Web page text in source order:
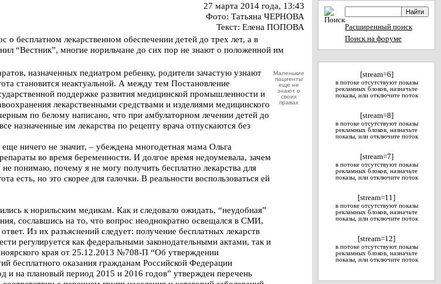
27 марта 2014 года, 13:43
Фото: Татьяна ЧЕРНОВА
Текст: Елена ПОПОВА
бесплатном лекарственном обеспечении детей до трех лет, а в
“Вестник”, многие норильчане до сих пор не знают о положенной им
назначенных педиатром ребенку, родители зачастую узнают
становится неактуальной. А между тем Постановление
поддержке развития медицинской промышленности и
лекарственными средствами и изделиями медицинского
по белому написано, что при амбулаторном лечении детей до
назначенные им лекарства по рецепту врача отпускаются без
ничего не значит, – убеждена многодетная мама Ольга
во время беременности. И долгое время недоумевала, зачем
понимаю, почему я не могу получить бесплатно лекарства для
есть, но это скорее для галочки. В реальности воспользоваться ей
к норильским медикам. Как и следовало ожидать, “неудобная”
сославшись на то, что вопрос неоднократно освещался в СМИ,
Из их разъяснений следует: получение бесплатных лекарств
регулируется как федеральными законодательными актами, так и
края от 25.12.2013 №708-П “Об утверждении
бесплатного оказания гражданам Российской Федерации
на плановый период 2015 и 2016 годов” утвержден перечень
Маленькие
пациенты
еще не
знают о
своих
правах
Расширенный поиск
Поиск на форуме
[stream=6]
в потоке отсутствуют показы
рекламных блоков, назначьте
показы, или отключите поток
[stream=8]
в потоке отсутствуют показы
рекламных блоков, назначьте
показы, или отключите поток
[stream=7]
в потоке отсутствуют показы
рекламных блоков, назначьте
показы, или отключите поток
[stream=11]
в потоке отсутствуют показы
рекламных блоков, назначьте
показы, или отключите поток
[stream=12]
в потоке отсутствуют показы
рекламных блоков, назначьте
показы, или отключите поток